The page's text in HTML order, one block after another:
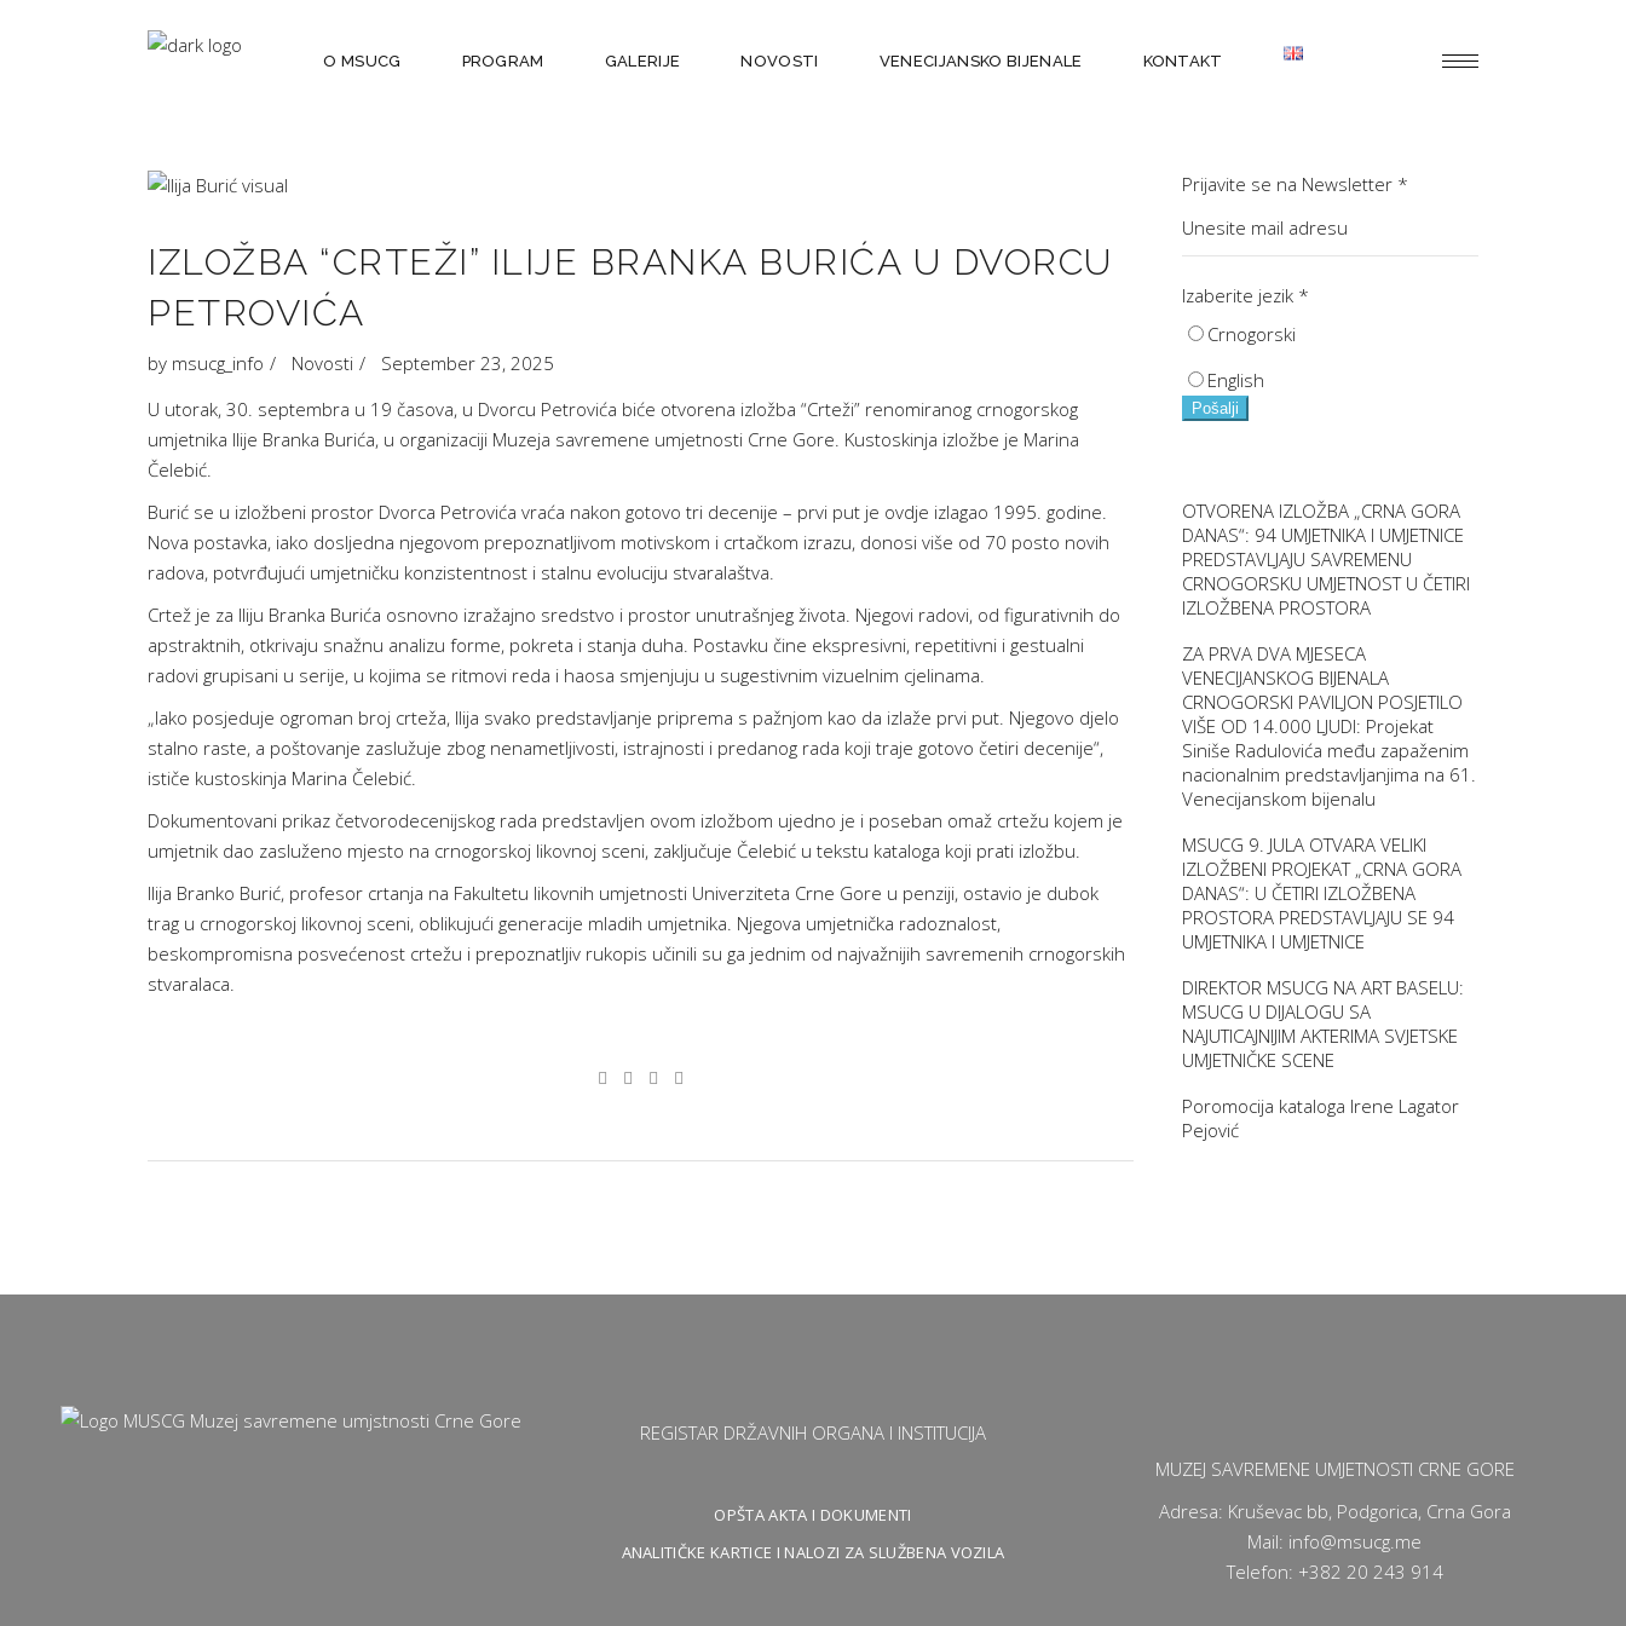
O MSUCG PROGRAM GALERIJE NOVOSTI VENECIJANSKO BIJENALE KONTAKT
IZLOŽBA “CRTEŽI” ILIJE BRANKA BURIĆA U DVORCU
PETROVIĆA
by msucg_info Novosti
September 23, 2025
U utorak, 30. septembra u 19 časova, u Dvorcu Petrovića biće otvorena izložba “Crteži” renomiranog crnogorskog
umjetnika Ilije Branka Burića, u organizaciji Muzeja savremene umjetnosti Crne Gore. Kustoskinja izložbe je Marina
Čelebić.
Burić se u izložbeni prostor Dvorca Petrovića vraća nakon gotovo tri decenije – prvi put je ovdje izlagao 1995. godine.
Nova postavka, iako dosljedna njegovom prepoznatljivom motivskom i crtačkom izrazu, donosi više od 70 posto novih
radova, potvrđujući umjetničku konzistentnost i stalnu evoluciju stvaralaštva.
Crtež je za Iliju Branka Burića osnovno izražajno sredstvo i prostor unutrašnjeg života. Njegovi radovi, od figurativnih do
apstraktnih, otkrivaju snažnu analizu forme, pokreta i stanja duha. Postavku čine ekspresivni, repetitivni i gestualni
radovi grupisani u serije, u kojima se ritmovi reda i haosa smjenjuju u sugestivnim vizuelnim cjelinama.
„Iako posjeduje ogroman broj crteža, Ilija svako predstavljanje priprema s pažnjom kao da izlaže prvi put. Njegovo djelo
stalno raste, a poštovanje zaslužuje zbog nenametljivosti, istrajnosti i predanog rada koji traje gotovo četiri decenije“,
ističe kustoskinja Marina Čelebić.
Dokumentovani prikaz četvorodecenijskog rada predstavljen ovom izložbom ujedno je i poseban omaž crtežu kojem je
umjetnik dao zasluženo mjesto na crnogorskoj likovnoj sceni, zaključuje Čelebić u tekstu kataloga koji prati izložbu.
Ilija Branko Burić, profesor crtanja na Fakultetu likovnih umjetnosti Univerziteta Crne Gore u penziji, ostavio je dubok
trag u crnogorskoj likovnoj sceni, oblikujući generacije mladih umjetnika. Njegova umjetnička radoznalost,
beskompromisna posvećenost crtežu i prepoznatljiv rukopis učinili su ga jednim od najvažnijih savremenih crnogorskih
stvaralaca.
Prijavite se na Newsletter *
Izaberite jezik *
Crnogorski
English
Pošalji
OTVORENA IZLOŽBA „CRNA GORA
DANAS“: 94 UMJETNIKA I UMJETNICE
PREDSTAVLJAJU SAVREMENU
CRNOGORSKU UMJETNOST U ČETIRI
IZLOŽBENA PROSTORA
ZA PRVA DVA MJESECA
VENECIJANSKOG BIJENALA
CRNOGORSKI PAVILJON POSJETILO
VIŠE OD 14.000 LJUDI: Projekat
Siniše Radulovića među zapaženim
nacionalnim predstavljanjima na 61.
Venecijanskom bijenalu
MSUCG 9. JULA OTVARA VELIKI
IZLOŽBENI PROJEKAT „CRNA GORA
DANAS“: U ČETIRI IZLOŽBENA
PROSTORA PREDSTAVLJAJU SE 94
UMJETNIKA I UMJETNICE
DIREKTOR MSUCG NA ART BASELU:
MSUCG U DIJALOGU SA
NAJUTICAJNIJIM AKTERIMA SVJETSKE
UMJETNIČKE SCENE
Poromocija kataloga Irene Lagator
Pejović
REGISTAR DRŽAVNIH ORGANA I INSTITUCIJA
OPŠTA AKTA I DOKUMENTI
ANALITIČKE KARTICE I NALOZI ZA SLUŽBENA VOZILA
MUZEJ SAVREMENE UMJETNOSTI CRNE GORE
Adresa: Kruševac bb, Podgorica, Crna Gora
Mail: info@msucg.me
Telefon: +382 20 243 914